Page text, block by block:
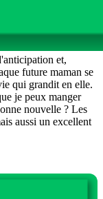
et,
future maman se
qui grandit en elle.
je peux manger
nouvelle ? Les
aussi un excellent